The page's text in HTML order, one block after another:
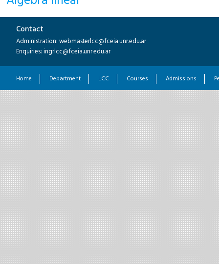
Contact
Administration: webmasterlcc@fceia.unr.edu.ar
Enquiries: ingrlcc@fceia.unr.edu.ar
Home Department LCC Courses Admissions